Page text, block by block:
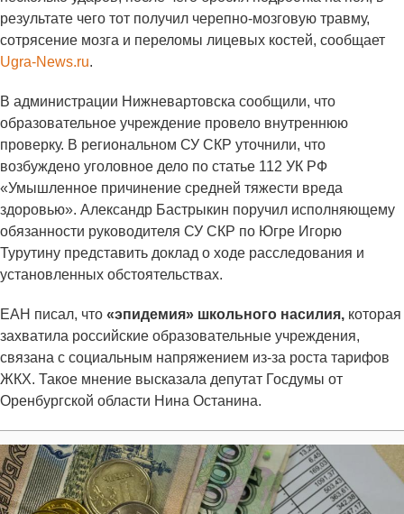
результате чего тот получил черепно-мозговую травму,
сотрясение мозга и переломы лицевых костей, сообщает
Ugra-News.ru.
В администрации Нижневартовска сообщили, что
образовательное учреждение провело внутреннюю
проверку. В региональном СУ СКР уточнили, что
возбуждено уголовное дело по статье 112 УК РФ
«Умышленное причинение средней тяжести вреда
здоровью». Александр Бастрыкин поручил исполняющему
обязанности руководителя СУ СКР по Югре Игорю
Турутину представить доклад о ходе расследования и
установленных обстоятельствах.
ЕАН писал, что «эпидемия» школьного насилия, которая
захватила российские образовательные учреждения,
связана с социальным напряжением из-за роста тарифов
ЖКХ. Такое мнение высказала депутат Госдумы от
Оренбургской области Нина Останина.